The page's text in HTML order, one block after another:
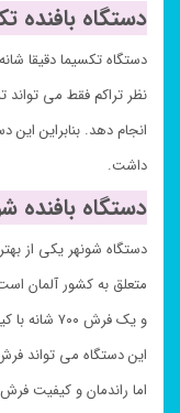
دستگاه بافنده
داشت.
دستگاه بافنده
دستگاه شونهر یکی از
متعلق به کشور آلمان
و یک فرش ۷۰۰ شانه با کیفیت ولی در تراکم ۲۲۵۰ را به شما می دهد.
اما راندمان و کیفیت